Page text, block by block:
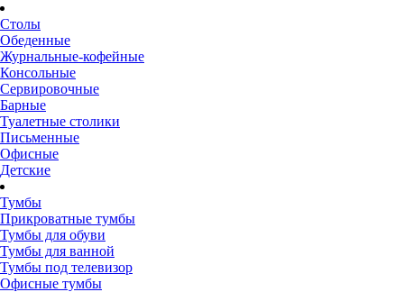
Столы
Обеденные
Журнальные-кофейные
Консольные
Сервировочные
Барные
Туалетные столики
Письменные
Офисные
Детские
Тумбы
Прикроватные тумбы
Тумбы для обуви
Тумбы для ванной
Тумбы под телевизор
Офисные тумбы